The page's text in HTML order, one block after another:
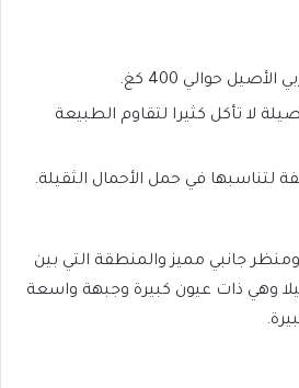
حوالي 400 كغ.
لا تأكل كثيرا لتقاوم الطبيعة
لتناسبها في حمل الأحمال الثقيلة.
جانبي مميز والمنطقة التي بين
وهي ذات عيون كبيرة وجبهة واسعة